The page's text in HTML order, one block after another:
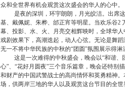
众和全世界有机会观赏这次盛会的华人的心中。
是夜的深圳，环宇朗朗，月光皎洁。出席
基、戴佩妮、朱桦、邰正宵等明星。当欢乐谷2
幕、投影、水、火、月亮交相辉映时，全球华
戏剧效果下，高潮迭起，动人心弦。无论是舞
无一不将中华民族的中秋的“团圆”氛围展示得淋
这是一次难得的中秋盛会，晚会以“和谐、
心”、 “花好月圆夜”三个音乐篇章，晚会还特别
和财产的中国武警战士的高尚情怀和英勇精神
场，供两岸三地的华人以及观赏这台节目的全